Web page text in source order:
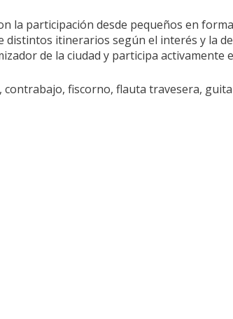
la participación desde pequeños en
itinerarios según el interés y la
de la ciudad y participa activamente
contrabajo, fiscorno, flauta travesera,